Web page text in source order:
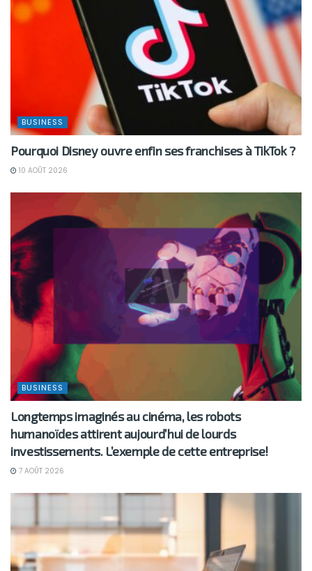
BUSINESS
Pourquoi Disney ouvre enfin ses franchises à TikTok ?
10 AOÛT 2026
BUSINESS
Longtemps imaginés au cinéma, les robots
humanoïdes attirent aujourd’hui de lourds
investissements. L’exemple de cette entreprise!
7 AOÛT 2026